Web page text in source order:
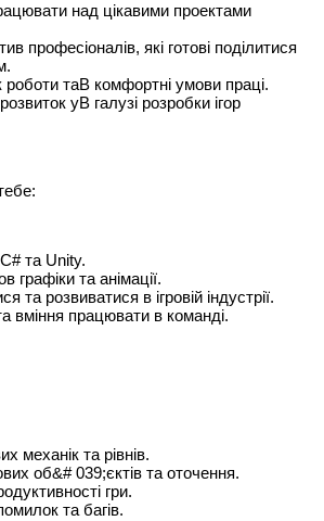
над цікавими проектами
професіоналів, які готові поділитися
роботи таВ комфортні умови праці.
уВ галузі розробки ігор
та Unity.
графіки та анімації.
та розвиватися в ігровій індустрії.
вміння працювати в команді.
механік та рівнів.
об&# 039;єктів та оточення.
гри.
та багів.